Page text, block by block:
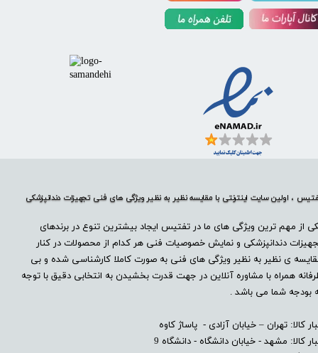
، اولین سایت اینترنتی با مقایسه نظیر به نظیر ویژگی های فنی تجهیزات دندانپزشکی
از مهم ترین ویژگی های ما در تفتیس ایجاد بیشترین تنوع در برندهای
دندانپزشکی و نمایش خصوصیات فنی هر کدام از محصولات در کنار
ی نظیر به نظیر ویژگی های فنی به صورت کاملا کارشناسی شده و بی
همراه با مشاوره آنلاین در جهت قدرت بخشیدن به انتخابی دقیق با توجه
بودجه شما می باشد .
کالا: تهران – خیابان آزادی - پاساژ کاوه
کالا: مشهد - خیابان دانشگاه - دانشگاه 9